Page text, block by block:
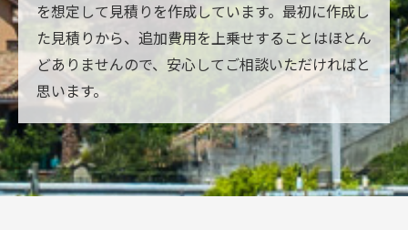
を想定して見積りを作成しています。最初に作成し
た見積りから、追加費用を上乗せすることはほとん
どありませんので、安心してご相談いただければと
思います。